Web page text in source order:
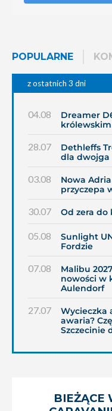
POPULARNE
z ostatnich 3 dni
04.08
Dreamer
królewskim
28.07
Dethleffs
dla dwojga
03.08
Nowa
przyczepa
30.07 Od zera do
05.08
Sunlight
Fordzie
07.08
Malibu
nowości w
Aulendorf
27.07
Wycieczka
awaria?
Szczecinie
BIEŻĄCE